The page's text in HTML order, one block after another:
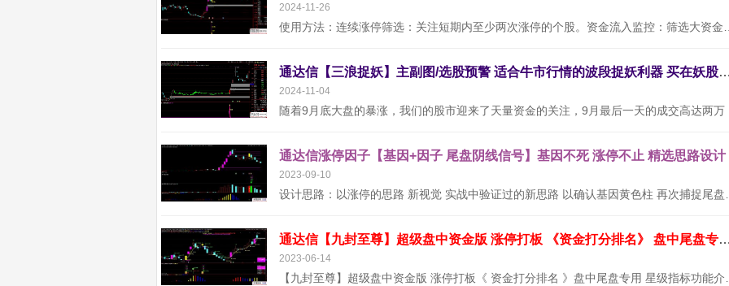
2024-11-26
通达信【三浪捉妖】主副图/选股预警 适合牛市行情的波段捉妖利器 买在妖股启动点
2024-11-04
通达信涨停因子【基因+因子 尾盘阴线信号】基因不死 涨停不止 精选思路设计
2023-09-10
通达信【九封至尊】超级盘中资金版 涨停打板 《资金打分排名》 盘中尾盘专用 星级指标
2023-06-14